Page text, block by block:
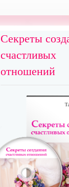
Секреты
счастливых
отношений